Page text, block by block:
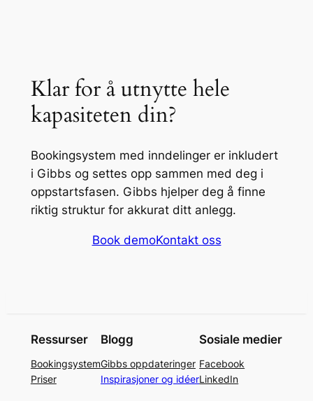
Klar for å utnytte hele
kapasiteten din?
Bookingsystem med inndelinger er inkludert
i Gibbs og settes opp sammen med deg i
oppstartsfasen. Gibbs hjelper deg å finne
riktig struktur for akkurat ditt anlegg.
Book demoKontakt oss
Ressurser
Bookingsystem
Priser
Blogg
Gibbs oppdateringer
Inspirasjoner og idéer
Sosiale medier
Facebook
LinkedIn